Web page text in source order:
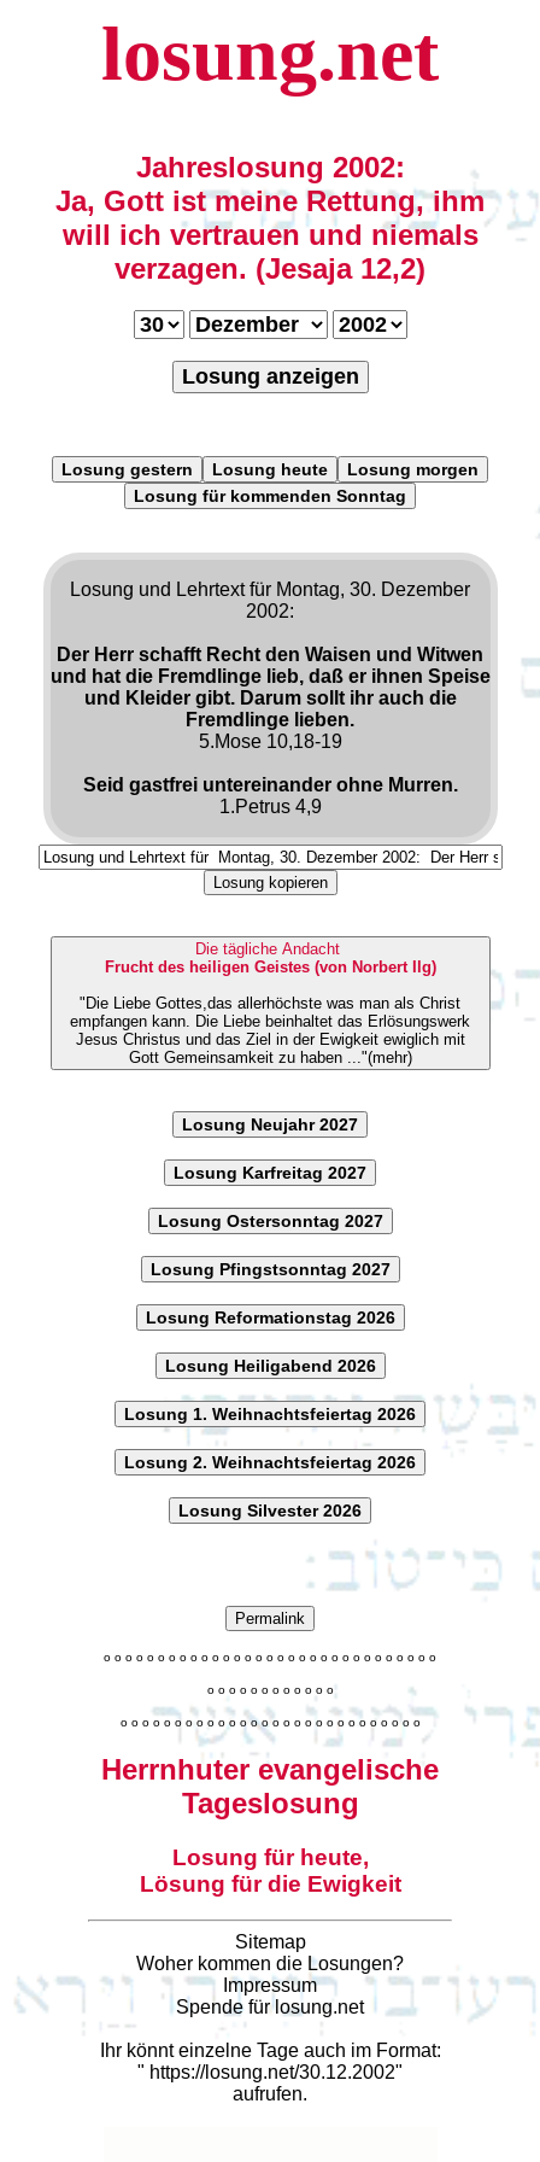
losung.net
Jahreslosung 2002:
Ja, Gott ist meine Rettung, ihm
will ich vertrauen und niemals
verzagen. (Jesaja 12,2)
Losung anzeigen
Losung gestern Losung heute
Losung morgen
Losung für kommenden Sonntag
Losung und Lehrtext für Montag, 30. Dezember
2002:
Der Herr schafft Recht den Waisen und Witwen
und hat die Fremdlinge lieb, daß er ihnen Speise
und Kleider gibt. Darum sollt ihr auch die
Fremdlinge lieben.
5.Mose 10,18-19
Seid gastfrei untereinander ohne Murren.
1.Petrus 4,9
Losung kopieren
Die tägliche Andacht
Frucht des heiligen Geistes (von Norbert Ilg)
"Die Liebe Gottes,das allerhöchste was man als Christ
empfangen kann. Die Liebe beinhaltet das Erlösungswerk
Jesus Christus und das Ziel in der Ewigkeit ewiglich mit
Gott Gemeinsamkeit zu haben ..."(mehr)
Losung Neujahr 2027
Losung Karfreitag 2027
Losung Ostersonntag 2027
Losung Pfingstsonntag 2027
Losung Reformationstag 2026
Losung Heiligabend 2026
Losung 1. Weihnachtsfeiertag 2026
Losung 2. Weihnachtsfeiertag 2026
Losung Silvester 2026
Permalink
o o o o o o o o o o o o o o o o o o o o o o o o o o o o o o o
o o o o o o o o o o o o
o o o o o o o o o o o o o o o o o o o o o o o o o o o o
Herrnhuter evangelische
Tageslosung
Losung für heute,
Lösung für die Ewigkeit
Sitemap
Woher kommen die Losungen?
Impressum
Spende für losung.net
Ihr könnt einzelne Tage auch im Format:
" https://losung.net/30.12.2002"
aufrufen.